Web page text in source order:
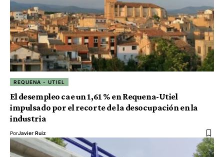
REQUENA - UTIEL
El desempleo cae un 1,61 % en Requena-Utiel
impulsado por el recorte de la desocupación en la
industria
PorJavier Ruiz